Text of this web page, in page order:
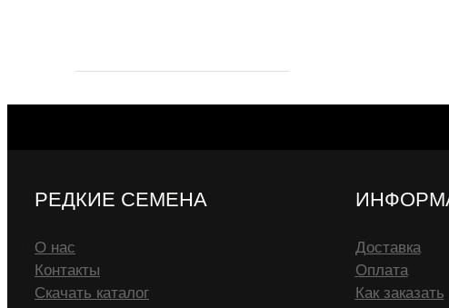
РЕДКИЕ СЕМЕНА
О нас
Контакты
Скачать каталог
Доставка
Оплата
Как заказать